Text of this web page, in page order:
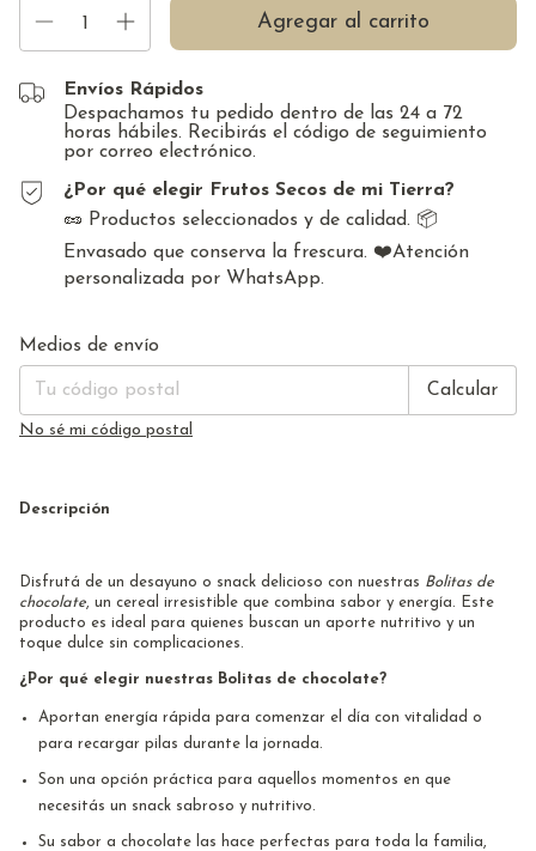
Envíos Rápidos
Despachamos tu pedido dentro de las 24 a 72
horas hábiles. Recibirás el código de seguimiento
por correo electrónico.
¿Por qué elegir Frutos Secos de mi Tierra?
🥜 Productos seleccionados y de calidad. 📦
Envasado que conserva la frescura. ❤️Atención
personalizada por WhatsApp.
Entregas para el CP:
Medios de envío
Calcular
No sé mi código postal
Descripción
Disfrutá de un desayuno o snack delicioso con nuestras Bolitas de
chocolate, un cereal irresistible que combina sabor y energía. Este
producto es ideal para quienes buscan un aporte nutritivo y un
toque dulce sin complicaciones.
¿Por qué elegir nuestras Bolitas de chocolate?
Aportan energía rápida para comenzar el día con vitalidad o
para recargar pilas durante la jornada.
Son una opción práctica para aquellos momentos en que
necesitás un snack sabroso y nutritivo.
Su sabor a chocolate las hace perfectas para toda la familia,